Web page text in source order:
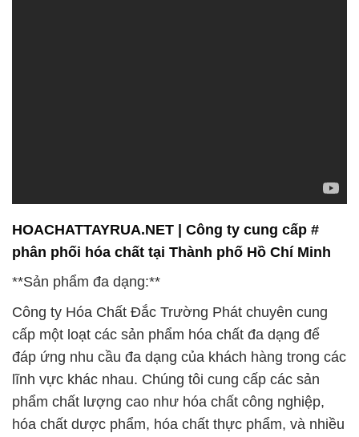
HOACHATTAYRUA.NET | Công ty cung cấp #
phân phối hóa chất tại Thành phố Hồ Chí Minh
**Sản phẩm đa dạng:**
Công ty Hóa Chất Đắc Trường Phát chuyên cung
cấp một loạt các sản phẩm hóa chất đa dạng để
đáp ứng nhu cầu đa dạng của khách hàng trong các
lĩnh vực khác nhau. Chúng tôi cung cấp các sản
phẩm chất lượng cao như hóa chất công nghiệp,
hóa chất dược phẩm, hóa chất thực phẩm, và nhiều